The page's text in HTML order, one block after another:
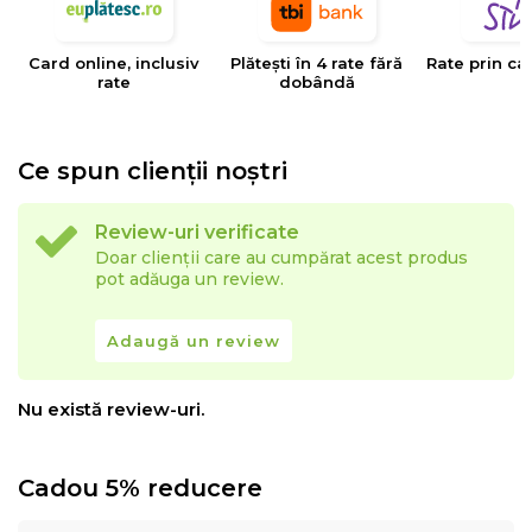
Mentiuni
48x34x38 cm
Card online, inclusiv
rate
Plătești în 4 rate fără
dobândă
Rate prin
Ce spun clienții noștri
Review-uri verificate
Doar clienții care au cumpărat acest produs
pot adăuga un review.
Adaugă un review
Nu există review-uri.
Cadou 5% reducere